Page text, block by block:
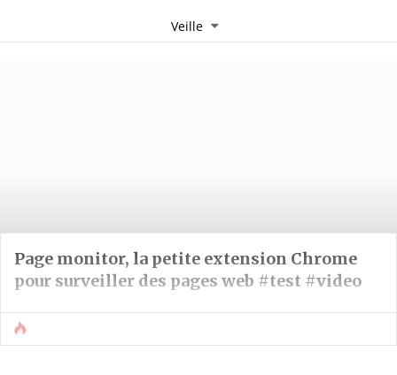
Veille
Page monitor, la petite extension Chrome
pour surveiller des pages web #test #video